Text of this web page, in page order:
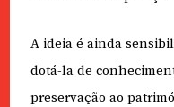
A ideia é ainda
dotá-la de
preservação ao